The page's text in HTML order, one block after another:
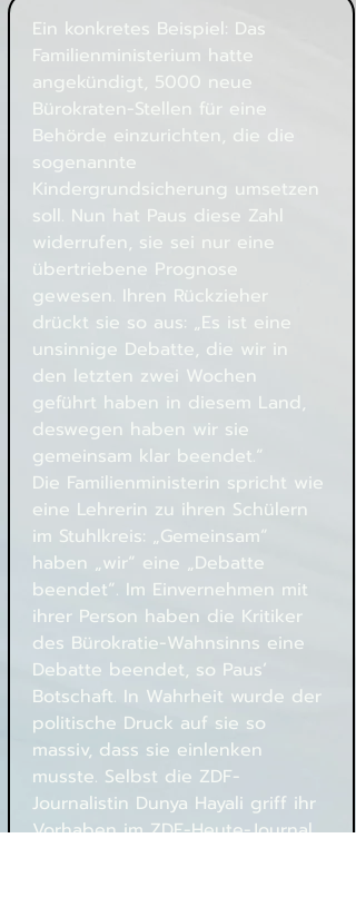
Ein konkretes Beispiel: Das
Familienministerium hatte
angekündigt, 5000 neue
Bürokraten-Stellen für eine
Behörde einzurichten, die die
sogenannte
Kindergrundsicherung umsetzen
soll. Nun hat Paus diese Zahl
widerrufen, sie sei nur eine
übertriebene Prognose
gewesen. Ihren Rückzieher
drückt sie so aus: „Es ist eine
unsinnige Debatte, die wir in
den letzten zwei Wochen
geführt haben in diesem Land,
deswegen haben wir sie
gemeinsam klar beendet.“
Die Familienministerin spricht wie
eine Lehrerin zu ihren Schülern
im Stuhlkreis: „Gemeinsam“
haben „wir“ eine „Debatte
beendet“. Im Einvernehmen mit
ihrer Person haben die Kritiker
des Bürokratie-Wahnsinns eine
Debatte beendet, so Paus’
Botschaft. In Wahrheit wurde der
politische Druck auf sie so
massiv, dass sie einlenken
musste. Selbst die ZDF-
Journalistin Dunya Hayali griff ihr
Vorhaben im ZDF-Heute-Journal